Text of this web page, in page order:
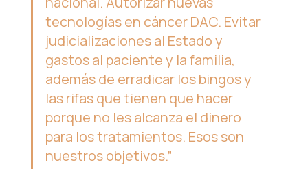
tecnologías en cáncer DAC. Evitar
judicializaciones al Estado y
gastos al paciente y la familia,
además de erradicar los bingos y
las rifas que tienen que hacer
porque no les alcanza el dinero
para los tratamientos. Esos son
nuestros objetivos.”